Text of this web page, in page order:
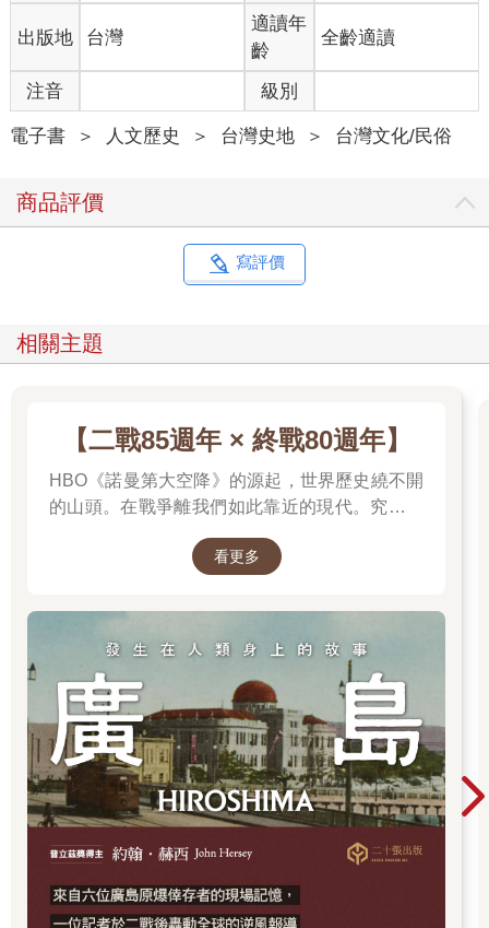
出版地 台灣
適讀年
齡
全齡適讀
注音 級別
電子書 ＞ 人文歷史 ＞ 台灣史地 ＞ 台灣文化/民俗
商品評價
寫評價
相關主題
【二戰85週年 × 終戰80週年】
HBO《諾曼第大空降》的源起，世界歷史繞不開
的山頭。在戰爭離我們如此靠近的現代。究竟是
後、影響至今的軍事衝突？我們站在世界和平的
理由。
看更多